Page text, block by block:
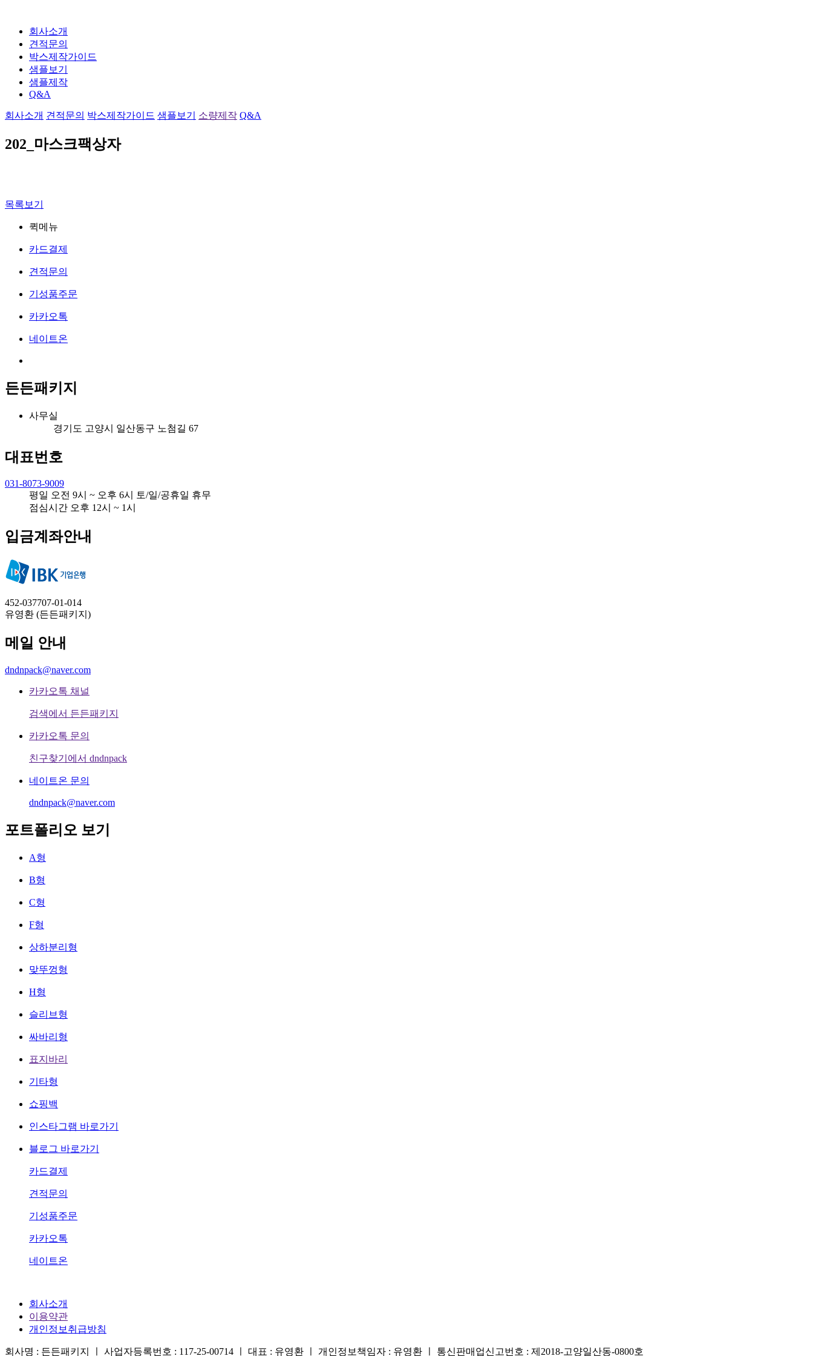
회사소개
견적문의
박스제작가이드
샘플보기
샘플제작
Q&A
회사소개 견적문의 박스제작가이드 샘플보기 소량제작 Q&A
202_마스크팩상자
목록보기
퀵메뉴
카드결제
견적문의
기성품주문
카카오톡
네이트온
든든패키지
사무실
경기도 고양시 일산동구 노첨길 67
대표번호
031-8073-9009
평일 오전 9시 ~ 오후 6시 토/일/공휴일 휴무
점심시간 오후 12시 ~ 1시
입금계좌안내
452-037707-01-014
유영환 (든든패키지)
메일 안내
dndnpack@naver.com
카카오톡 채널
검색에서 든든패키지
카카오톡 문의
친구찾기에서 dndnpack
네이트온 문의
dndnpack@naver.com
포트폴리오 보기
A형
B형
C형
F형
상하분리형
맞뚜껑형
H형
슬리브형
싸바리형
표지바리
기타형
쇼핑백
인스타그램 바로가기
블로그 바로가기
카드결제
견적문의
기성품주문
카카오톡
네이트온
회사소개
이용약관
개인정보취급방침
회사명 : 든든패키지 ㅣ 사업자등록번호 : 117-25-00714 ㅣ 대표 : 유영환 ㅣ 개인정보책임자 : 유영환 ㅣ 통신판매업신고번호 : 제2018-고양일산동-0800호